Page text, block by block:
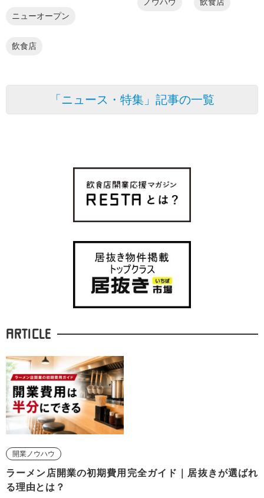
ニューオープン
飲食店
ノウハウ 飲食店
「ニュース・特集」記事の一覧
ARTICLE
開業ノウハウ
ラーメン店開業の初期費用完全ガイド｜居抜きが選ばれ
る理由とは？